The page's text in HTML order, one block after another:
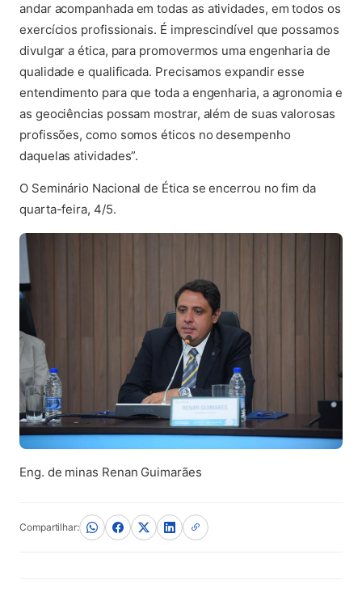
andar acompanhada em todas as atividades, em todos os
exercícios profissionais. É imprescindível que possamos
divulgar a ética, para promovermos uma engenharia de
qualidade e qualificada. Precisamos expandir esse
entendimento para que toda a engenharia, a agronomia e
as geociências possam mostrar, além de suas valorosas
profissões, como somos éticos no desempenho
daquelas atividades”.
O Seminário Nacional de Ética se encerrou no fim da
quarta-feira, 4/5.
Eng. de minas Renan Guimarães
Compartilhar: